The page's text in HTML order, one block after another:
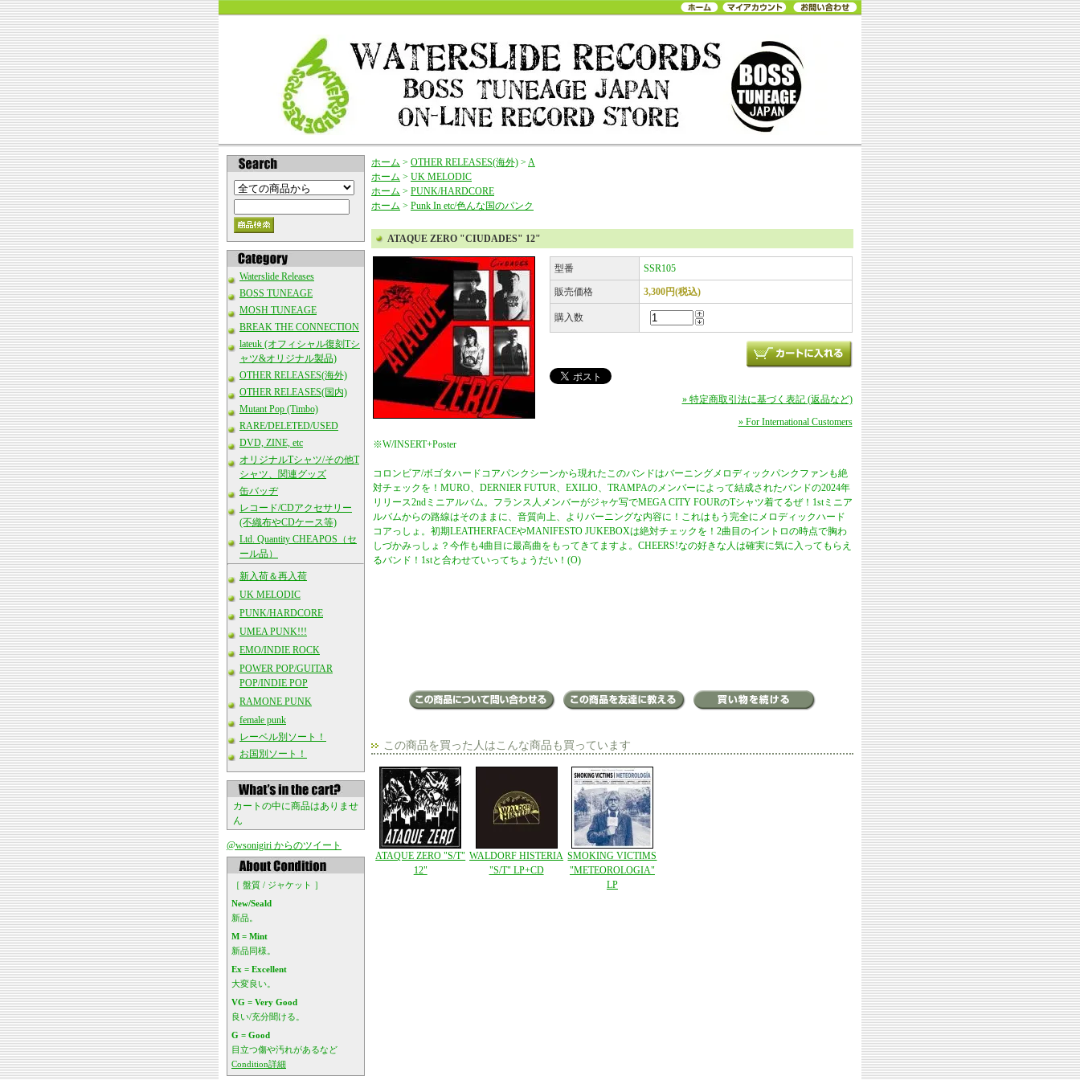
Waterslide Releases
BOSS TUNEAGE
MOSH TUNEAGE
BREAK THE CONNECTION
lateuk (オフィシャル復刻Tシ
ャツ&オリジナル製品)
OTHER RELEASES(海外)
OTHER RELEASES(国内)
Mutant Pop (Timbo)
RARE/DELETED/USED
DVD, ZINE, etc
オリジナルTシャツ/その他T
シャツ、関連グッズ
缶バッヂ
レコード/CDアクセサリー
(不織布やCDケース等)
Ltd. Quantity CHEAPOS（セ
ール品）
新入荷＆再入荷
UK MELODIC
PUNK/HARDCORE
UMEA PUNK!!!
EMO/INDIE ROCK
POWER POP/GUITAR
POP/INDIE POP
RAMONE PUNK
female punk
レーベル別ソート！
お国別ソート！
カートの中に商品はありませ
ん
@wsonigiri からのツイート
［ 盤質 / ジャケット ］
New/Seald
新品。
M = Mint
新品同様。
Ex = Excellent
大変良い。
VG = Very Good
良い/充分聞ける。
G = Good
目立つ傷や汚れがあるなど
Condition詳細
ホーム > OTHER RELEASES(海外) > A
ホーム > UK MELODIC
ホーム > PUNK/HARDCORE
ホーム > Punk In etc/色んな国のパンク
ATAQUE ZERO "CIUDADES" 12"
型番 SSR105
販売価格 3,300円(税込)
購入数
» 特定商取引法に基づく表記 (返品など)
» For International Customers
※W/INSERT+Poster
コロンビア/ボゴタハードコアパンクシーンから現れたこのバンドはバーニングメロディックパンクファンも絶
対チェックを！MURO、DERNIER FUTUR、EXILIO、TRAMPAのメンバーによって結成されたバンドの2024年
リリース2ndミニアルバム。フランス人メンバーがジャケ写でMEGA CITY FOURのTシャツ着てるぜ！1stミニア
ルバムからの路線はそのままに、音質向上、よりバーニングな内容に！これはもう完全にメロディックハード
コアっしょ。初期LEATHERFACEやMANIFESTO JUKEBOXは絶対チェックを！2曲目のイントロの時点で胸わ
しづかみっしょ？今作も4曲目に最高曲をもってきてますよ。CHEERS!なの好きな人は確実に気に入ってもらえ
るバンド！1stと合わせていってちょうだい！(O)
この商品を買った人はこんな商品も買っています
ATAQUE ZERO "S/T"
12"
WALDORF HISTERIA
"S/T" LP+CD
SMOKING VICTIMS
"METEOROLOGIA"
LP